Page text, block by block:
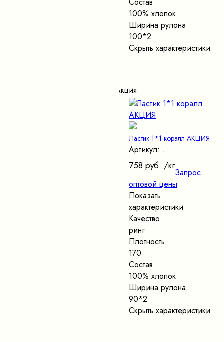
100% хлопок
Ширина рулона
100*2
Скрыть характеристики
Акция
Ластик 1*1 коралл АКЦИЯ
Артикул: .
758 руб. /кг
Запрос
оптовой цены
Показать
характеристики
Качество
ринг
Плотность
170
Состав
100% хлопок
Ширина рулона
90*2
Скрыть характеристики